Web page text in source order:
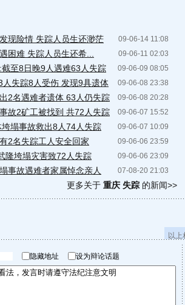
09-06-14 11:08
现险情 失踪人员生还渺茫
09-06-11 02:03
困难 失踪人员生还希...
09-06-09 08:05
至8日晚9人遇难63人失踪
09-06-08 23:38
失踪8人受伤 发现9具遗体
09-06-08 20:28
2名遇难者遗体 63人仍失踪
09-06-07 15:52
故2矿工被找到 共72人失踪
09-06-07 10:09
塌事故救出8人74人失踪
09-06-06 23:59
2名失踪工人安全回家
09-06-06 23:09
隆垮塌灾害致72人失踪
07-08-20 21:03
事故遇难者家属悼念亲人
更多关于 重庆 失踪 的新闻>>
以
隐藏地址 设为辩论话题